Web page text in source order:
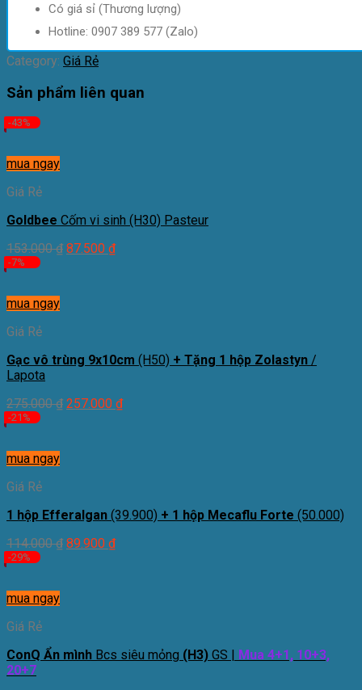
dụng
cho
hàng
Mecaflu
Có giá sỉ (Thương lượng)
Hotline: 0907 389 577 (Zalo)
Category: Giá Rẻ
Sản phẩm liên quan
-43%
mua ngay
Giá Rẻ
Goldbee Cốm vi sinh (H30) Pasteur
153.000₫ 87.500 ₫
-7%
mua ngay
Giá Rẻ
Gạc vô trùng 9x10cm (H50) + Tặng 1 hộp Zolastyn /
Lapota
275.000₫ 257.000 ₫
-21%
mua ngay
Giá Rẻ
1 hộp Efferalgan (39.900) + 1 hộp Mecaflu Forte (50.000)
114.000₫ 89.900 ₫
-29%
mua ngay
Giá Rẻ
ConQ Ẩn mình Bcs siêu mỏng (H3) GS |
Mua 4+1, 10+3,
20+7